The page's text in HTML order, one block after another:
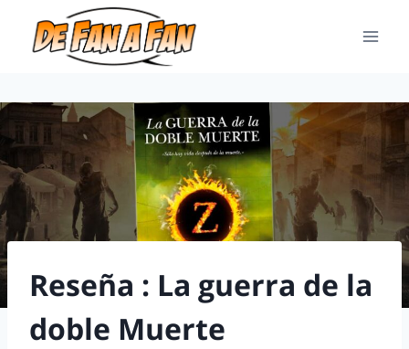
Reseña : La guerra de la
doble Muerte